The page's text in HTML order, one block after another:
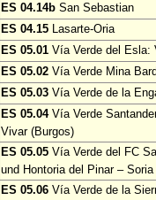
ES 04.14b San Sebastian
ES 04.15 Lasarte-Oria
ES 05.01 Vía Verde del Esla:
ES 05.02 Vía Verde Mina
ES 05.03 Vía Verde de la
ES 05.04Vía Verde
Vivar (Burgos)
ES 05.05 Vía Verde del FC
und Hontoria del Pinar – Soria
ES 05.06 Vía Verde de la